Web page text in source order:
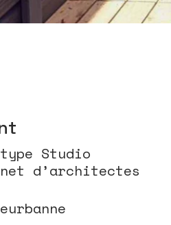
Studio
d’architectes